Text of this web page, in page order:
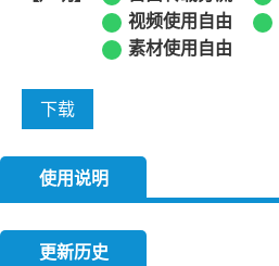
视频使用自由
素材使用自由
下载
使用说明
更新历史